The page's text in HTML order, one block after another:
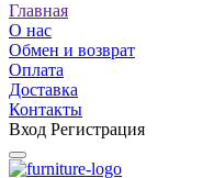
Главная
О нас
Обмен и возврат
Оплата
Доставка
Контакты
Вход Регистрация